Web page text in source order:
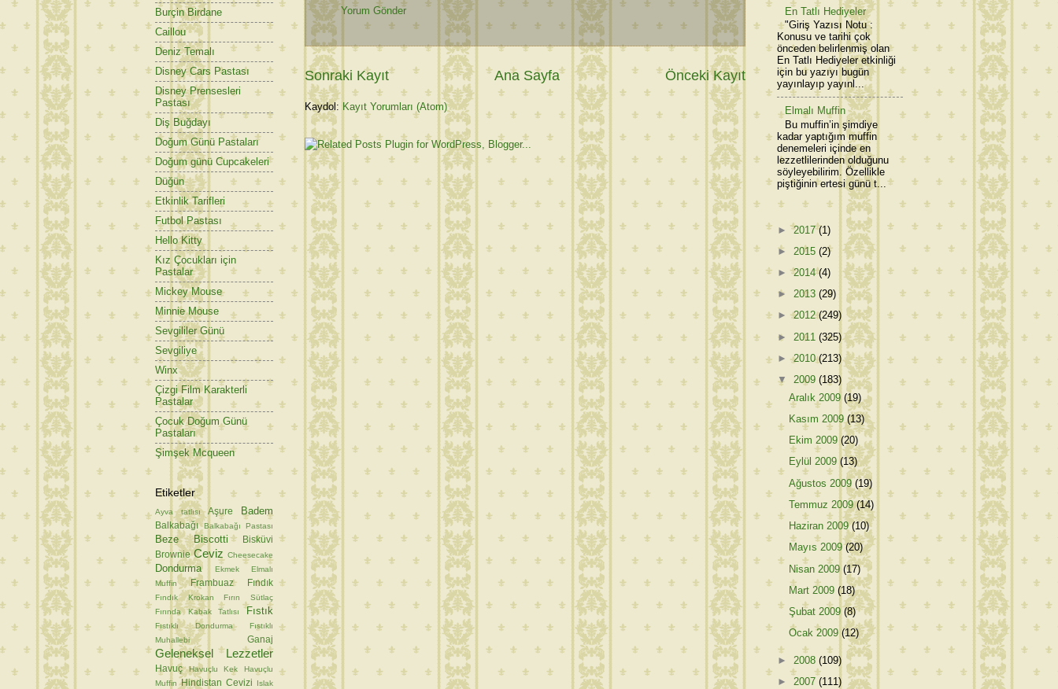
Yorum Gönder
Sonraki Kayıt Önceki Kayıt
Ana Sayfa
Kaydol: Kayıt Yorumları (Atom)
Burçin Birdane
Caillou
Deniz Temalı
Disney Cars Pastası
Disney Prensesleri
Pastası
Diş Buğdayı
Doğum Günü Pastaları
Doğum günü Cupcakeleri
Düğün
Etkinlik Tarifleri
Futbol Pastası
Hello Kitty
Kız Çocukları için
Pastalar
Mickey Mouse
Minnie Mouse
Sevgililer Günü
Sevgiliye
Winx
Çizgi Film Karakterli
Pastalar
Çocuk Doğum Günü
Pastaları
Şimşek Mcqueen
Etiketler
Ayva tatlısı Aşure Badem
Balkabağı Balkabağı Pastası
Beze Biscotti
Bisküvi
Brownie Ceviz Cheesecake
Dondurma Ekmek
Elmalı
Muffin
Frambuaz Fındık
Fındık Krokan
Fırın Sütlaç
Fırında Kabak Tatlısı
Fıstık
Fıstıklı Dondurma
Fıstıklı
Muhallebi
Ganaj
Geleneksel Lezzetler
Havuç Havuçlu Kek
Havuçlu
Muffin Hindistan Cevizi
Islak
En Tatlı Hediyeler
"Giriş Yazısı Notu :
Konusu ve tarihi çok
önceden belirlenmiş olan
En Tatlı Hediyeler etkinliği
için bu yazıyı bugün
yayınlayıp yayınl...
Elmalı Muffin
Bu muffin’in şimdiye
kadar yaptığım muffin
denemeleri içinde en
lezzetlilerinden olduğunu
söyleyebilirim. Özellikle
piştiğinin ertesi günü t...
►2017(1)
► 2015 (2)
►2014(4)
► 2013 (29)
►2012(249)
► 2011 (325)
►2010(213)
▼ 2009 (183)
Aralık 2009(19)
Kasım 2009(13)
Ekim 2009(20)
Eylül 2009(13)
Ağustos 2009(19)
Temmuz 2009(14)
Haziran 2009(10)
Mayıs 2009(20)
Nisan 2009(17)
Mart 2009(18)
Şubat 2009(8)
Ocak 2009(12)
► 2008 (109)
► 2007 (111)